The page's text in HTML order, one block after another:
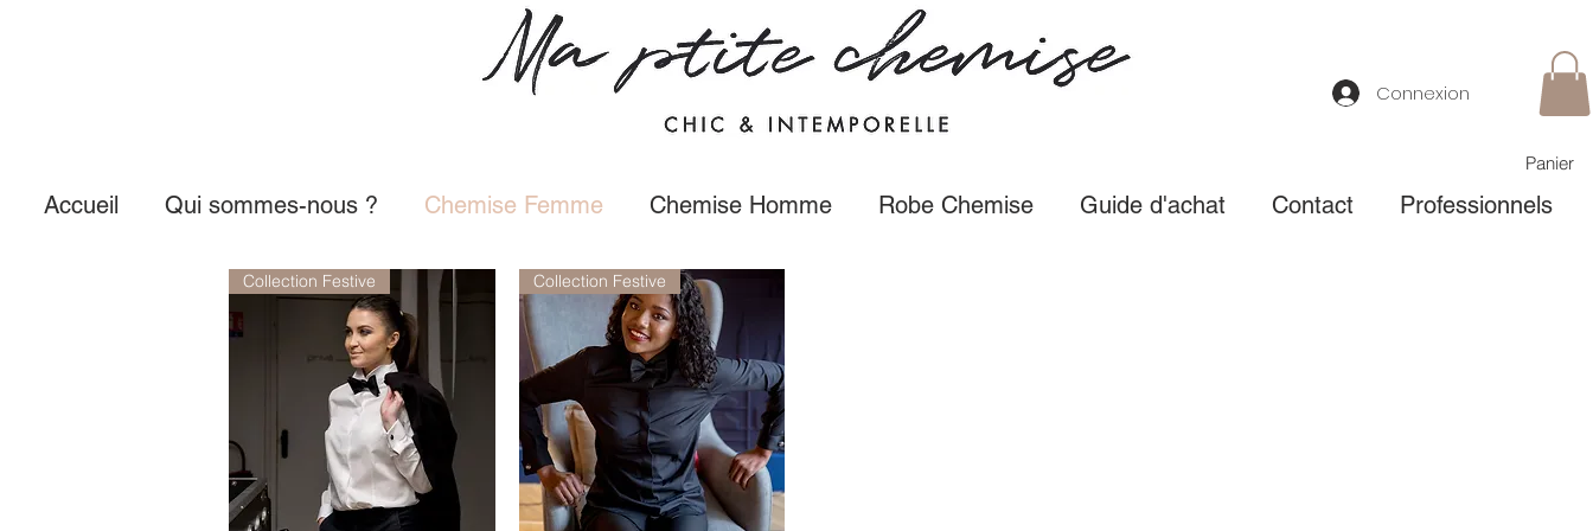
Connexion
Panier
Accueil Qui sommes-nous ? Chemise Femme Chemise Homme Robe Chemise Guide d'achat Contact Professionnels
Collection Festive Collection Festive